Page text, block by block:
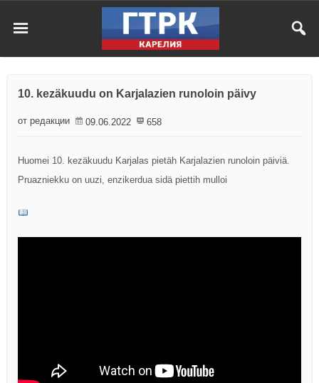
10. kezäkuudu on Karjalazien runoloin päivy
от редакции 09.06.2022 658
Huomei 10. kezäkuudu Karjalas pietäh Karjalazien runoloin päiviä.
Pruazniekku on uuzi, enzikerdua sidä piettih mulloi